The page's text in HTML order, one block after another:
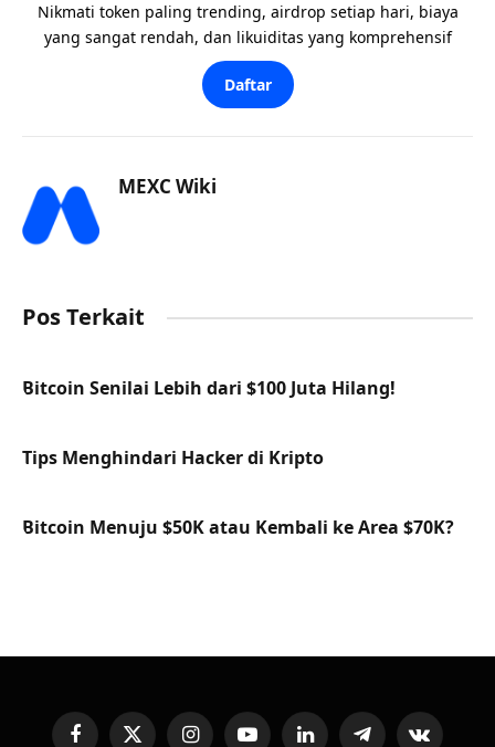
Nikmati token paling trending, airdrop setiap hari, biaya
yang sangat rendah, dan likuiditas yang komprehensif
Daftar
MEXC Wiki
Pos Terkait
Bitcoin Senilai Lebih dari $100 Juta Hilang!
Tips Menghindari Hacker di Kripto
Bitcoin Menuju $50K atau Kembali ke Area $70K?